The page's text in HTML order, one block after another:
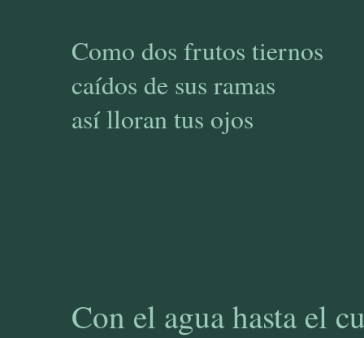
Como dos frutos tiernos
caídos de sus ramas
así lloran tus ojos
Con el agua hasta el